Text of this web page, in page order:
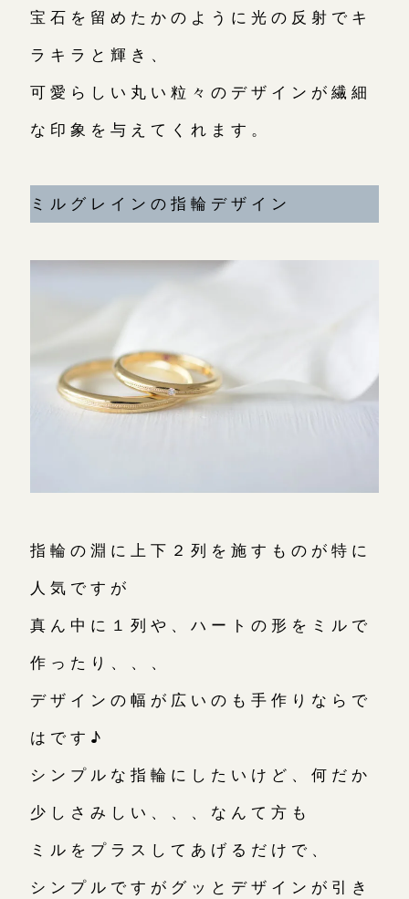
宝石を留めたかのように光の反射でキ
ラキラと輝き、
可愛らしい丸い粒々のデザインが繊細
な印象を与えてくれます。
ミルグレインの指輪デザイン
指輪の淵に上下２列を施すものが特に
人気ですが
真ん中に１列や、ハートの形をミルで
作ったり、、、
デザインの幅が広いのも手作りならで
はです♪
シンプルな指輪にしたいけど、何だか
少しさみしい、、、なんて方も
ミルをプラスしてあげるだけで、
シンプルですがグッとデザインが引き